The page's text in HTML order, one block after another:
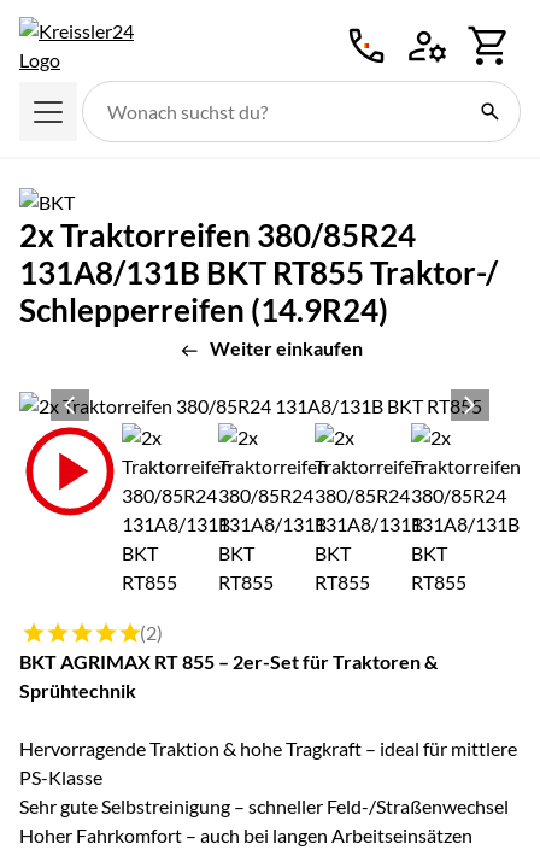
2x Traktorreifen 380/85R24
131A8/131B BKT RT855 Traktor-/
Schlepperreifen (14.9R24)
Weiter einkaufen
Produktgalerie
Zur Kaufbox springen
Bewertung: 5 von 5 (2 Bewertungen)
(2)
BKT AGRIMAX RT 855 – 2er-Set für Traktoren &
Sprühtechnik
Hervorragende Traktion & hohe Tragkraft – ideal für mittlere
PS-Klasse
Sehr gute Selbstreinigung – schneller Feld-/Straßenwechsel
Hoher Fahrkomfort – auch bei langen Arbeitseinsätzen